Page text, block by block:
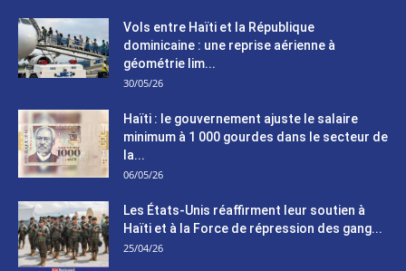
Vols entre Haïti et la République
dominicaine : une reprise aérienne à
géométrie lim...
30/05/26
Haïti : le gouvernement ajuste le salaire
minimum à 1 000 gourdes dans le secteur de
la...
06/05/26
Les États-Unis réaffirment leur soutien à
Haïti et à la Force de répression des gang...
25/04/26